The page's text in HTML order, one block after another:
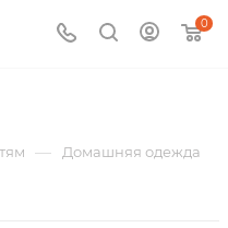
0
— Домашняя одежда